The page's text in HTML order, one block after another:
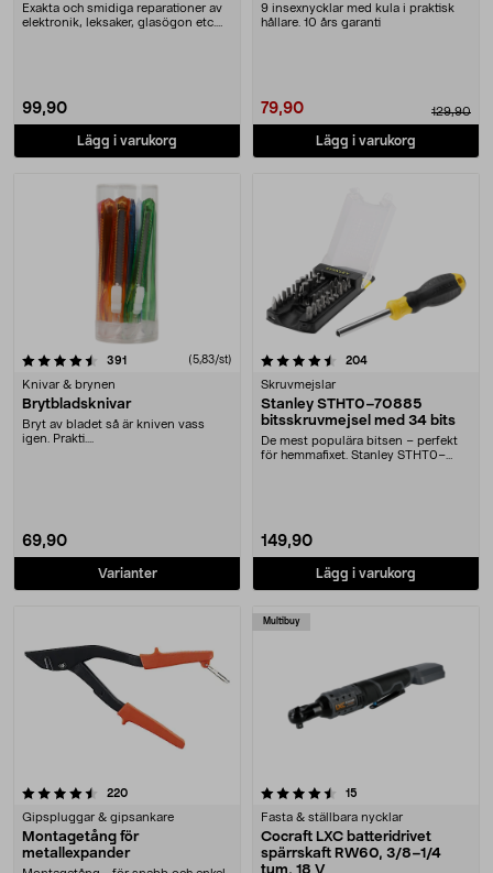
Exakta och smidiga reparationer av
elektronik, leksaker, glasögon etc.
99,90
Lägg i varukorg
9 insexnycklar med kula i praktisk
hållare. 10 års garanti
79,90 129,90
Lägg i varukorg
391 (5,83/st)
Knivar & brynen
Brytbladsknivar
Bryt av bladet så är kniven vass
igen. Prakti....
69,90
Varianter
4.5 av 5 stjärnor 204recensioner
Skruvmejslar
Stanley STHT0–70885
bitsskruvmejsel med 34 bits
De mest populära bitsen – perfekt
för hemmafixet. Stanley STHT0–
149,90
Lägg i varukorg
220recensioner
Gipspluggar & gipsankare
Montagetång för
metallexpander
Multibuy
4.5 av 5 stjärnor 15
Fasta & ställbara nycklar
Cocraft LXC batteridrivet
spärrskaft RW60, 3/8–1/4
tum, 18 V